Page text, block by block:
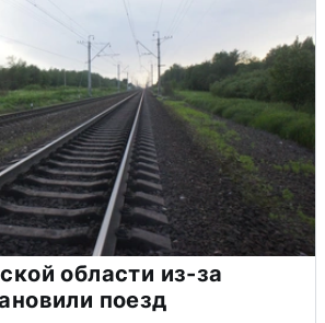
области из-за
поезд